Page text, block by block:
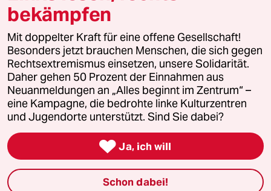
© 2026 taz Verlags und Vertriebs GmbH
Alle Rechte vorbehalten. Bei rechtlichen Fragen oder für Genehmigungen
wenden Sie sich bitte an
lizenzen@taz.de
Feedback Redaktionsstatut Kommune-Richtlinien
Leitlinie Informant Datenschutz Impressum AGB
Seitenwende Einwilligungen widerrufen (Ads)
bekämpfen
Mit doppelter Kraft für eine offene Gesellschaft!
Besonders jetzt brauchen Menschen, die sich gegen
Rechtsextremismus einsetzen, unsere Solidarität.
Daher gehen 50 Prozent der Einnahmen aus
Neuanmeldungen an „Alles beginnt im Zentrum“ –
eine Kampagne, die bedrohte linke Kulturzentren
und Jugendorte unterstützt. Sind Sie dabei?
 Ja, ich will
Schon dabei!